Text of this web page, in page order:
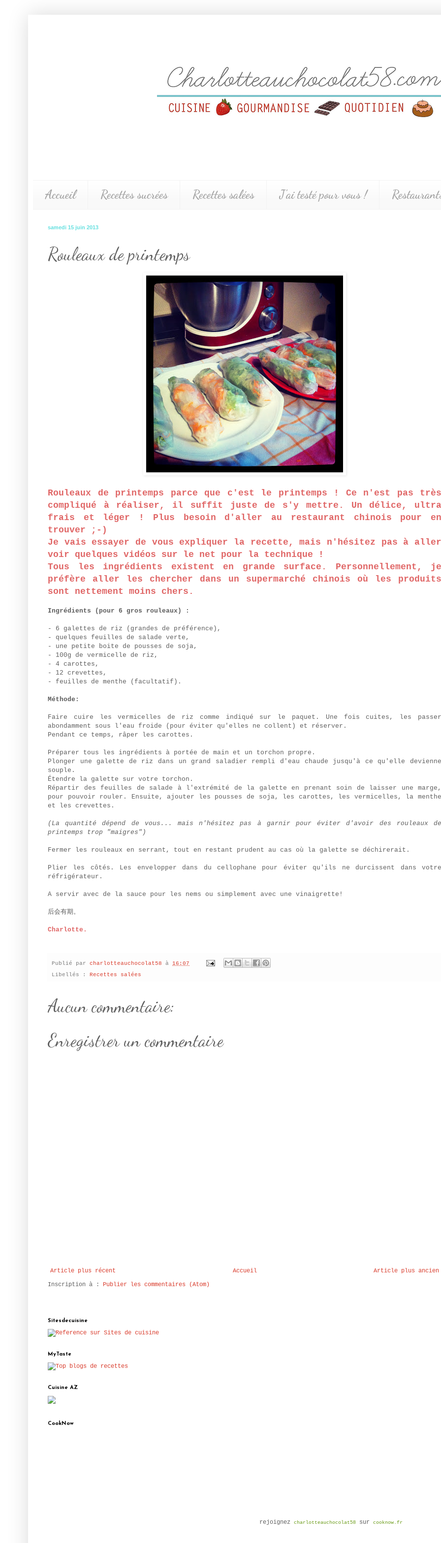
Accueil Recettes sucrées Recettes salées J'ai testé pour vous !
samedi 15 juin 2013
Rouleaux de printemps
Rouleaux de printemps parce que c'est le printemps ! Ce n'est pas très
compliqué à réaliser, il suffit juste de s'y mettre. Un délice, ultra
frais et léger ! Plus besoin d'aller au restaurant chinois pour en
trouver ;-)
Je vais essayer de vous expliquer la recette, mais n'hésitez pas à aller
voir quelques vidéos sur le net pour la technique !
Tous les ingrédients existent en grande surface. Personnellement, je
préfère aller les chercher dans un supermarché chinois où les produits
sont nettement moins chers.
Ingrédients (pour 6 gros rouleaux) :
- 6 galettes de riz (grandes de préférence),
- quelques feuilles de salade verte,
- une petite boite de pousses de soja,
- 100g de vermicelle de riz,
- 4 carottes,
- 12 crevettes,
- feuilles de menthe (facultatif).
Méthode:
Faire cuire les vermicelles de riz comme indiqué sur le paquet. Une fois cuites, les passer
abondamment sous l'eau froide (pour éviter qu'elles ne collent) et réserver.
Pendant ce temps, râper les carottes.
Préparer tous les ingrédients à portée de main et un torchon propre.
Plonger une galette de riz dans un grand saladier rempli d'eau chaude jusqu'à ce qu'elle devienne
souple.
Étendre la galette sur votre torchon.
Répartir des feuilles de salade à l'extrémité de la galette en prenant soin de laisser une marge,
pour pouvoir rouler. Ensuite, ajouter les pousses de soja, les carottes, les vermicelles, la menthe
et les crevettes.
(La quantité dépend de vous... mais n'hésitez pas à garnir pour éviter d'avoir des rouleaux de
printemps trop "maigres")
Fermer les rouleaux en serrant, tout en restant prudent au cas où la galette se déchirerait.
Plier les côtés. Les envelopper dans du cellophane pour éviter qu'ils ne durcissent dans votre
réfrigérateur.
A servir avec de la sauce pour les nems ou simplement avec une vinaigrette!
后会有期。
Charlotte.
Publié par charlotteauchocolat58 à 16:07
Libellés :
Recettes salées
Aucun commentaire:
Enregistrer un commentaire
Article plus récent Article plus ancien
Accueil
Inscription à : Publier les commentaires (Atom)
Sitesdecuisine
MyTaste
Cuisine AZ
CookNow
rejoignez charlotteauchocolat58sur cooknow.fr